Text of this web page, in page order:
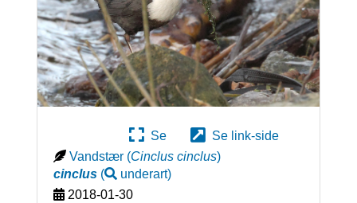
Se
Se link-side
Vandstær (Cinclus cinclus)
cinclus( underart)
2018-01-30